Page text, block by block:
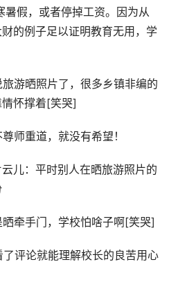
暑假，或者停掉工资。因为从
的例子足以证明教育无用，学
游晒照片了，很多乡镇非编的
怀撑着[笑哭]
师重道，就没有希望！
儿：平时别人在晒旅游照片的
牵手门，学校怕啥子啊[笑哭]
评论就能理解校长的良苦用心